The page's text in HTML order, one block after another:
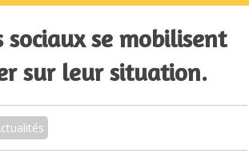
sociaux se mobilisent
sur leur situation.